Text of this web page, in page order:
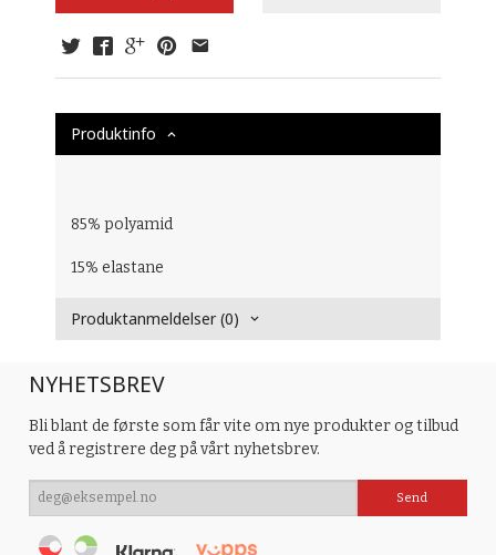
Produktinfo
85% polyamid
15% elastane
Produktanmeldelser (0)
NYHETSBREV
Bli blant de første som får vite om nye produkter og tilbud
ved å registrere deg på vårt nyhetsbrev.